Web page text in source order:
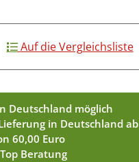
Auf die Vergleichsliste
Deutschland möglich
in Deutschland ab
60,00 Euro
Beratung